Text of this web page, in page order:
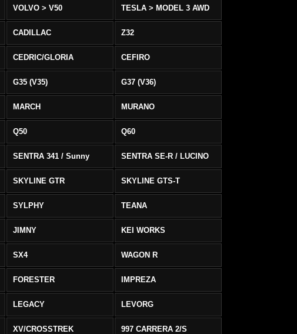
VOLVO > V50 TESLA > MODEL 3 AWD
CADILLAC Z32
CEDRIC/GLORIA CEFIRO
G35 (V35) G37 (V36)
MARCH MURANO
Q50 Q60
SENTRA 341 / Sunny SENTRA SE-R / LUCINO
SKYLINE GTR SKYLINE GTS-T
SYLPHY TEANA
JIMNY KEI WORKS
SX4 WAGON R
FORESTER IMPREZA
LEGACY LEVORG
XV/CROSSTREK 997 CARRERA 2/S